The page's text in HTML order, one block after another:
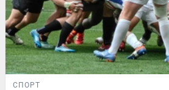
СПОРТ